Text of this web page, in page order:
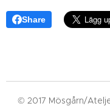
Share
© 2017 Mösgårn/